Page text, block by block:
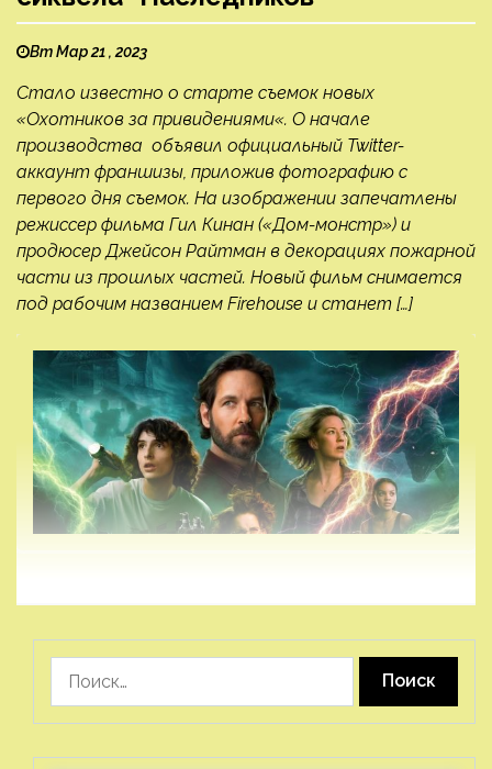
Вт Мар 21 , 2023
Стало известно о старте съемок новых
«Охотников за привидениями«. О начале
производства объявил официальный Twitter-
аккаунт франшизы, приложив фотографию с
первого дня съемок. На изображении запечатлены
режиссер фильма Гил Кинан («Дом-монстр») и
продюсер Джейсон Райтман в декорациях пожарной
части из прошлых частей. Новый фильм снимается
под рабочим названием Firehouse и станет […]